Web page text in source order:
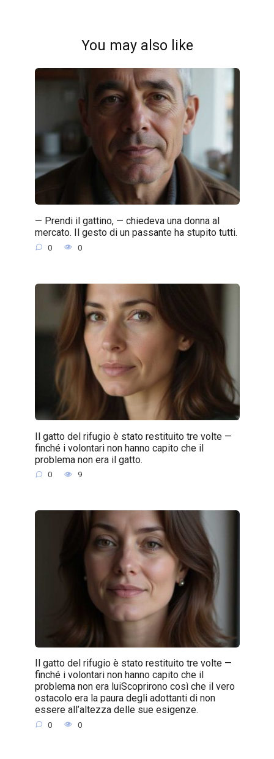
You may also like
— Prendi il gattino, — chiedeva una donna al
mercato. Il gesto di un passante ha stupito tutti.
0 0
Il gatto del rifugio è stato restituito tre volte —
finché i volontari non hanno capito che il
problema non era il gatto.
0 9
Il gatto del rifugio è stato restituito tre volte —
finché i volontari non hanno capito che il
problema non era luiScoprirono così che il vero
ostacolo era la paura degli adottanti di non
essere all’altezza delle sue esigenze.
0 0